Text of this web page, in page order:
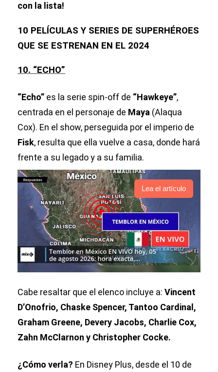
con la lista!
10 PELÍCULAS Y SERIES DE SUPERHÉROES
QUE SE ESTRENAN EN EL 2024
10. “ECHO”
“Echo” es la serie spin-off de “Hawkeye”,
centrada en el personaje de Maya (Alaqua
Cox). En el show, perseguida por el imperio de
Fisk, resulta que ella vuelve a casa, donde hará
frente a su legado y a su familia.
Lea el artículo
Cabe resaltar que el elenco incluye a: Vincent
D’Onofrio, Chaske Spencer, Tantoo Cardinal,
Graham Greene, Devery Jacobs, Charlie Cox,
Zahn McClarnon y Christopher Cocke.
¿Cómo verla? En Disney Plus, desde el 10 de